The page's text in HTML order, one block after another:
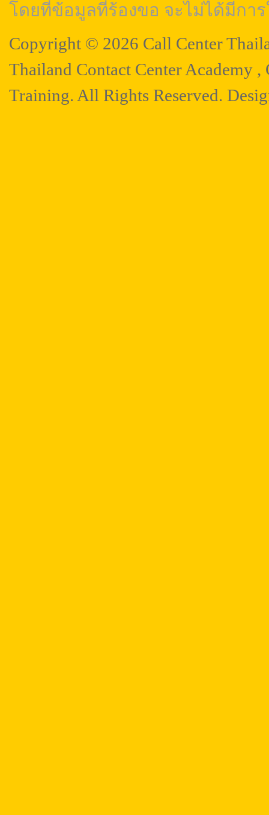
โดยที่ข้อมูลที่ร้องขอ จะไม่ได้มีกา
Copyright © 2026 Call Center
Thailand Contact Center Academy
Training. All Rights Reserved.